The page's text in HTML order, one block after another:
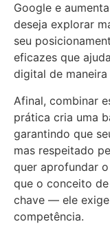
Google e
deseja explorar
seu
eficazes que
digital de
Afinal, combinar
prática cria uma
garantindo que
mas respeitado
quer aprofundar
que o conceito de
chave — ele
competência.